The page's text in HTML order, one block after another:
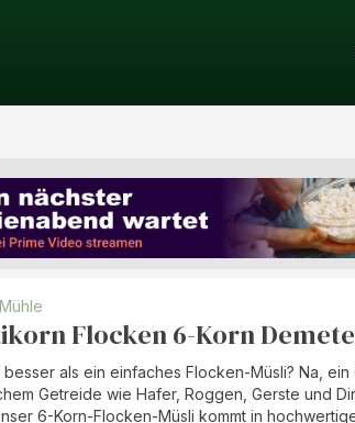
Flocken 6-Korn
besser als ein einfaches Flocken-Müsli? Na,
Getreide wie Hafer, Roggen, Gerste und
6-Korn-Flocken-Müsli kommt in